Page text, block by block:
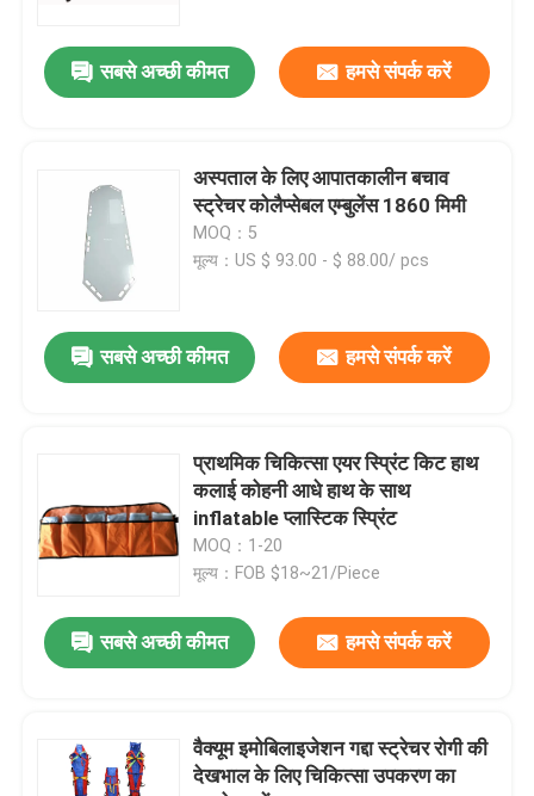
समाचार
उद्धरण मांगें
सीढ़ी कुर्सी स्ट्रेचर
आपातकालीन बचाव स्ट्रेचर
मैनुअल अस्पताल के बिस्तर
सबसे अच्छी कीमत हमसे संपर्क करें
अस्पताल के लिए आपातकालीन बचाव
स्ट्रेचर कोलैप्सेबल एम्बुलेंस 1860 मिमी
MOQ：5
मूल्य：US $ 93.00 - $ 88.00/ pcs
सबसे अच्छी कीमत हमसे संपर्क करें
प्राथमिक चिकित्सा एयर स्प्रिंट किट हाथ
कलाई कोहनी आधे हाथ के साथ
inflatable प्लास्टिक स्प्रिंट
MOQ：1-20
मूल्य：FOB $18~21/Piece
सबसे अच्छी कीमत हमसे संपर्क करें
वैक्यूम इमोबिलाइजेशन गद्दा स्ट्रेचर रोगी की
देखभाल के लिए चिकित्सा उपकरण का